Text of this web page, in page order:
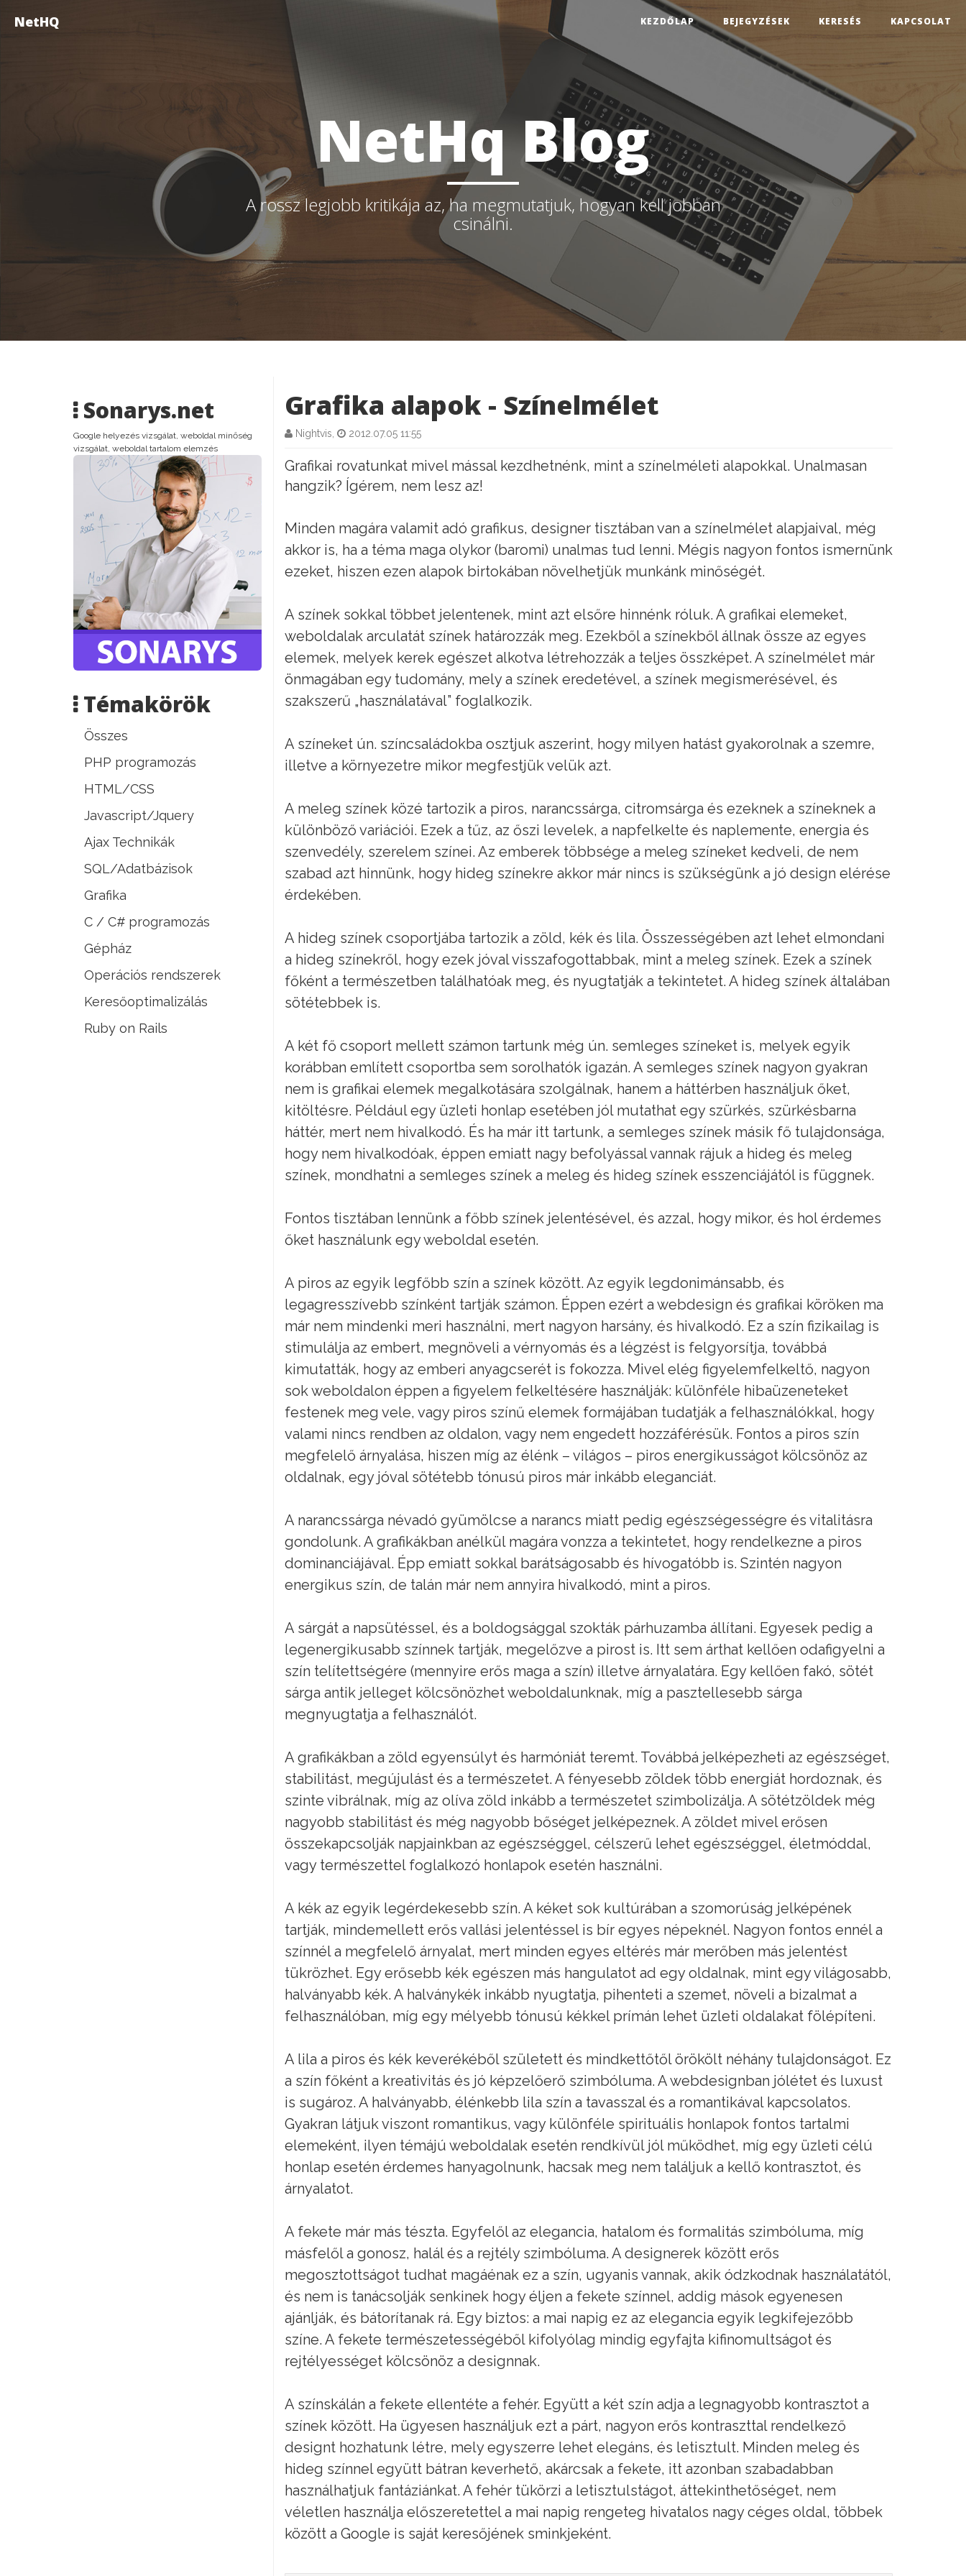
NetHQ KEZDŐLAP BEJEGYZÉSEK KERESÉS KAPCSOLAT
NetHq Blog
A rossz legjobb kritikája az, ha megmutatjuk, hogyan kell jobban
csinálni.
Sonarys.net
Google helyezés vizsgálat, weboldal minőség
vizsgálat, weboldal tartalom elemzés
Témakörök
Összes
PHP programozás
HTML/CSS
Javascript/Jquery
Ajax Technikák
SQL/Adatbázisok
Grafika
C / C# programozás
Gépház
Operációs rendszerek
Keresőoptimalizálás
Ruby on Rails
Grafika alapok - Színelmélet
Nightvis, 2012.07.05 11:55
Grafikai rovatunkat mivel mással kezdhetnénk, mint a színelméleti alapokkal. Unalmasan
hangzik? Ígérem, nem lesz az!
Minden magára valamit adó grafikus, designer tisztában van a színelmélet alapjaival, még
akkor is, ha a téma maga olykor (baromi) unalmas tud lenni. Mégis nagyon fontos ismernünk
ezeket, hiszen ezen alapok birtokában növelhetjük munkánk minőségét.
A színek sokkal többet jelentenek, mint azt elsőre hinnénk róluk. A grafikai elemeket,
weboldalak arculatát színek határozzák meg. Ezekből a színekből állnak össze az egyes
elemek, melyek kerek egészet alkotva létrehozzák a teljes összképet. A színelmélet már
önmagában egy tudomány, mely a színek eredetével, a színek megismerésével, és
szakszerű „használatával” foglalkozik.
A színeket ún. színcsaládokba osztjuk aszerint, hogy milyen hatást gyakorolnak a szemre,
illetve a környezetre mikor megfestjük velük azt.
A meleg színek közé tartozik a piros, narancssárga, citromsárga és ezeknek a színeknek a
különböző variációi. Ezek a tűz, az őszi levelek, a napfelkelte és naplemente, energia és
szenvedély, szerelem színei. Az emberek többsége a meleg színeket kedveli, de nem
szabad azt hinnünk, hogy hideg színekre akkor már nincs is szükségünk a jó design elérése
érdekében.
A hideg színek csoportjába tartozik a zöld, kék és lila. Összességében azt lehet elmondani
a hideg színekről, hogy ezek jóval visszafogottabbak, mint a meleg színek. Ezek a színek
főként a természetben találhatóak meg, és nyugtatják a tekintetet. A hideg színek általában
sötétebbek is.
A két fő csoport mellett számon tartunk még ún. semleges színeket is, melyek egyik
korábban említett csoportba sem sorolhatók igazán. A semleges színek nagyon gyakran
nem is grafikai elemek megalkotására szolgálnak, hanem a háttérben használjuk őket,
kitöltésre. Például egy üzleti honlap esetében jól mutathat egy szürkés, szürkésbarna
háttér, mert nem hivalkodó. És ha már itt tartunk, a semleges színek másik fő tulajdonsága,
hogy nem hivalkodóak, éppen emiatt nagy befolyással vannak rájuk a hideg és meleg
színek, mondhatni a semleges színek a meleg és hideg színek esszenciájától is függnek.
Fontos tisztában lennünk a főbb színek jelentésével, és azzal, hogy mikor, és hol érdemes
őket használunk egy weboldal esetén.
A piros az egyik legfőbb szín a színek között. Az egyik legdonimánsabb, és
legagresszívebb színként tartják számon. Éppen ezért a webdesign és grafikai köröken ma
már nem mindenki meri használni, mert nagyon harsány, és hivalkodó. Ez a szín fizikailag is
stimulálja az embert, megnöveli a vérnyomás és a légzést is felgyorsítja, továbbá
kimutatták, hogy az emberi anyagcserét is fokozza. Mivel elég figyelemfelkeltő, nagyon
sok weboldalon éppen a figyelem felkeltésére használják: különféle hibaüzeneteket
festenek meg vele, vagy piros színű elemek formájában tudatják a felhasználókkal, hogy
valami nincs rendben az oldalon, vagy nem engedett hozzáférésük. Fontos a piros szín
megfelelő árnyalása, hiszen míg az élénk – világos – piros energikusságot kölcsönöz az
oldalnak, egy jóval sötétebb tónusú piros már inkább eleganciát.
A narancssárga névadó gyümölcse a narancs miatt pedig egészségességre és vitalitásra
gondolunk. A grafikákban anélkül magára vonzza a tekintetet, hogy rendelkezne a piros
dominanciájával. Épp emiatt sokkal barátságosabb és hívogatóbb is. Szintén nagyon
energikus szín, de talán már nem annyira hivalkodó, mint a piros.
A sárgát a napsütéssel, és a boldogsággal szokták párhuzamba állítani. Egyesek pedig a
legenergikusabb színnek tartják, megelőzve a pirost is. Itt sem árthat kellően odafigyelni a
szín telítettségére (mennyire erős maga a szín) illetve árnyalatára. Egy kellően fakó, sötét
sárga antik jelleget kölcsönözhet weboldalunknak, míg a pasztellesebb sárga
megnyugtatja a felhasználót.
A grafikákban a zöld egyensúlyt és harmóniát teremt. Továbbá jelképezheti az egészséget,
stabilitást, megújulást és a természetet. A fényesebb zöldek több energiát hordoznak, és
szinte vibrálnak, míg az olíva zöld inkább a természetet szimbolizálja. A sötétzöldek még
nagyobb stabilitást és még nagyobb bőséget jelképeznek. A zöldet mivel erősen
összekapcsolják napjainkban az egészséggel, célszerű lehet egészséggel, életmóddal,
vagy természettel foglalkozó honlapok esetén használni.
A kék az egyik legérdekesebb szín. A kéket sok kultúrában a szomorúság jelképének
tartják, mindemellett erős vallási jelentéssel is bír egyes népeknél. Nagyon fontos ennél a
színnél a megfelelő árnyalat, mert minden egyes eltérés már merőben más jelentést
tükrözhet. Egy erősebb kék egészen más hangulatot ad egy oldalnak, mint egy világosabb,
halványabb kék. A halványkék inkább nyugtatja, pihenteti a szemet, növeli a bizalmat a
felhasználóban, míg egy mélyebb tónusú kékkel prímán lehet üzleti oldalakat fölépíteni.
A lila a piros és kék keverékéből született és mindkettőtől örökölt néhány tulajdonságot. Ez
a szín főként a kreativitás és jó képzelőerő szimbóluma. A webdesignban jólétet és luxust
is sugároz. A halványabb, élénkebb lila szín a tavasszal és a romantikával kapcsolatos.
Gyakran látjuk viszont romantikus, vagy különféle spirituális honlapok fontos tartalmi
elemeként, ilyen témájú weboldalak esetén rendkívül jól működhet, míg egy üzleti célú
honlap esetén érdemes hanyagolnunk, hacsak meg nem találjuk a kellő kontrasztot, és
árnyalatot.
A fekete már más tészta. Egyfelől az elegancia, hatalom és formalitás szimbóluma, míg
másfelől a gonosz, halál és a rejtély szimbóluma. A designerek között erős
megosztottságot tudhat magáénak ez a szín, ugyanis vannak, akik ódzkodnak használatától,
és nem is tanácsolják senkinek hogy éljen a fekete színnel, addig mások egyenesen
ajánlják, és bátorítanak rá. Egy biztos: a mai napig ez az elegancia egyik legkifejezőbb
színe. A fekete természetességéből kifolyólag mindig egyfajta kifinomultságot és
rejtélyességet kölcsönöz a designnak.
A színskálán a fekete ellentéte a fehér. Együtt a két szín adja a legnagyobb kontrasztot a
színek között. Ha ügyesen használjuk ezt a párt, nagyon erős kontraszttal rendelkező
designt hozhatunk létre, mely egyszerre lehet elegáns, és letisztult. Minden meleg és
hideg színnel együtt bátran keverhető, akárcsak a fekete, itt azonban szabadabban
használhatjuk fantáziánkat. A fehér tükörzi a letisztulstágot, áttekinthetőséget, nem
véletlen használja előszeretettel a mai napig rengeteg hivatalos nagy céges oldal, többek
között a Google is saját keresőjének sminkjeként.